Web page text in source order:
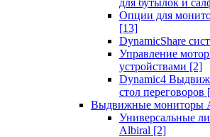
для бутылок и
Опции для
[13]
DynamicShare
Управление
устройствами [2]
Dynamic4
стол переговоров
Выдвижные мониторы
Универсальные
Albiral [2]